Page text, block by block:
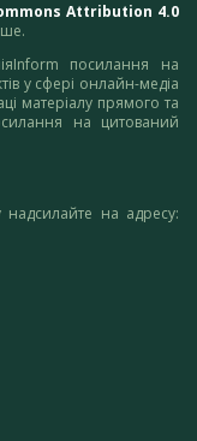
Attribution 4.0
посилання на
у сфері онлайн-медіа
матеріалу прямого та
на цитований
надсилайте на адресу: